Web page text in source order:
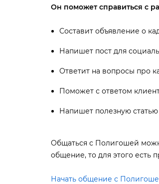
Он поможет справиться с
Составит объявление о
Напишет пост для
Ответит на вопросы про
Поможет с ответом
Напишет полезную статью
Общаться с Полигошей
общение, то для этого есть
Начать общение с